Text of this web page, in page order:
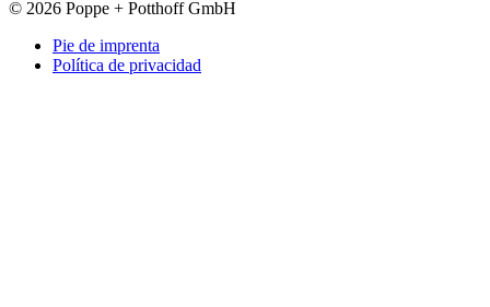
© 2026 Poppe + Potthoff GmbH
Pie de imprenta
Política de privacidad